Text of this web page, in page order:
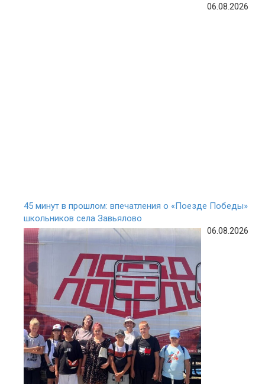
06.08.2026
45 минут в прошлом: впечатления о «Поезде Победы»
школьников села Завьялово
06.08.2026